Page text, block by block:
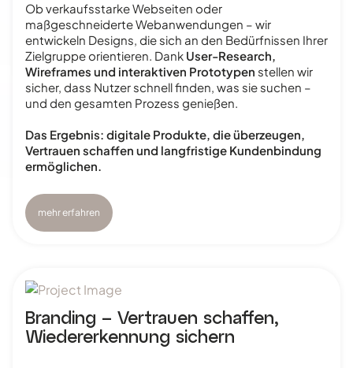
Ob verkaufsstarke Webseiten oder
maßgeschneiderte Webanwendungen – wir
entwickeln Designs, die sich an den Bedürfnissen Ihrer
Zielgruppe orientieren. Dank User-Research,
Wireframes und interaktiven Prototypen stellen wir
sicher, dass Nutzer schnell finden, was sie suchen –
und den gesamten Prozess genießen.
Das Ergebnis: digitale Produkte, die überzeugen,
Vertrauen schaffen und langfristige Kundenbindung
ermöglichen.
mehr erfahren
Branding – Vertrauen schaffen,
Wiedererkennung sichern